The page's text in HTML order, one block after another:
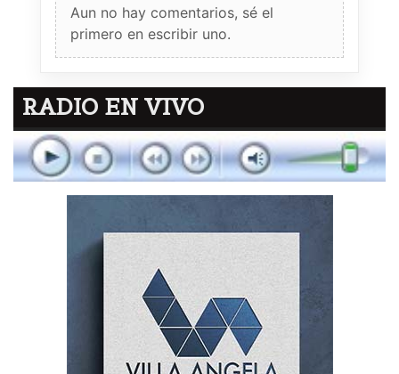
Aun no hay comentarios, sé el
primero en escribir uno.
RADIO EN VIVO